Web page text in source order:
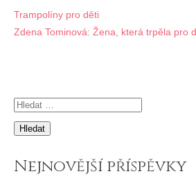
Navigace
pro
Trampolíny pro děti
Zdena Tominová: Žena, která trpěla pro
Vyhledávání
Nejnovější příspěvky